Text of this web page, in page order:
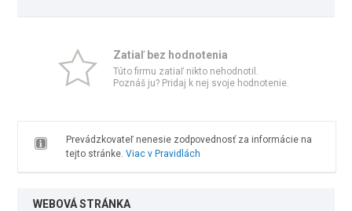
Zatiaľ bez hodnotenia
Túto firmu zatiaľ nikto nehodnotil.
Poznáš ju? Pridaj k nej svoje hodnotenie.
Prevádzkovateľ nenesie zodpovednosť za informácie na
tejto stránke. Viac v Pravidlách
WEBOVÁ STRÁNKA